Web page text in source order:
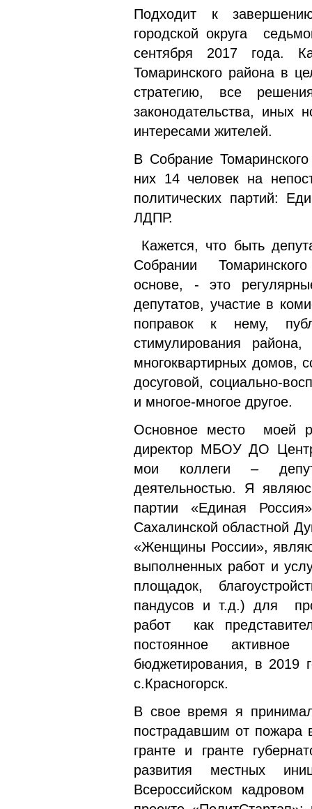
Подходит к
городской округа
сентября 2017 года.
Томаринского района в
стратегию, все
законодательства, иных
интересами жителей.
В Собрание
них 14 человек на
политических партий:
ЛДПР.
Кажется, что быть
Собрании
основе, - это
депутатов, участие в
поправок к нему,
стимулирования района,
многоквартирных домов,
досуговой, социально-
и многое-многое другое.
Основное место моей
директор МБОУ ДО
мои коллеги –
деятельностью. Я
партии «Единая
Сахалинской областной
«Женщины России»,
выполненных работ и
площадок,
пандусов и т.д.) для
работ как
постоянное
бюджетирования, в 2019
с.Красногорск.
В свое время я
пострадавшим от пожара
гранте и гранте
развития местных
Всероссийском